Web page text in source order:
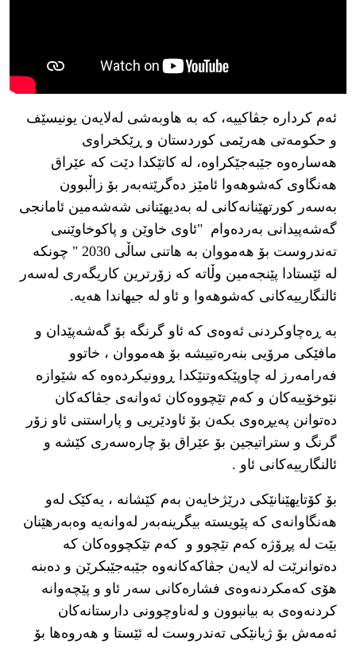
ئەم کردارە جڤاکییە، کە بە هاوبەشی لەلایەن یونیسێف
و حکومەتی هەرێمی کوردستان و ڕێکخراوی
هەسارەوە جێبەجێکراوە، لە کاتێکدا دێت کە عێراق
هەنگاوی کەشوهەوا ئامێز دەگرێتەبەر بۆ زاڵبوون
بەسەر کورتهێنانەکانی لە بەدیهێنانی شەشەمین ئامانجی
گەشەپیدانی بەردەوام "ئاوى خاوێن و پاكوخاوێنىی
ته‌ندروست بۆ هه‌مووان بە هاتنی ساڵی 2030 " چونکە
لە ئێستادا پێنجەمین وڵاتە کە زۆرترین کاریگەری لەسەر
ئالنگارییەکانی کەشوهەوا و ئاو لە جیهاندا هەیە.
بە ڕەچاوکردنی ئەوەی کە ئاو گرنگە بۆ گەشەپێدان و
مافێکی مرۆیی بنەرەتییشە بۆ هەمووان ، خاتوو
فەرامەرز لە چاوپێکەوتنێکدا ڕوونیکردەوە کە شێوازە
نێوخۆییەکان و کەم تێچووەکان ئەوانەی جڤاکەکان
دەتوانن پەیڕەوی بکەن بۆ ئاودێریی و پاراستنی ئاو زۆر
گرنگ و ستراتیجین بۆ عێراق بۆ چارەسەری کێشە و
ئالنگارییەکانی ئاو .
بۆ کۆتایهێنانێکی درێژخایەن بەم کێشانە ، یەکێک لەو
هەنگاوانەی کە پێویستە بیگرینەبەر لەوانەیە وەبەرهێنان
بێت لە پڕۆژە کەم تێچوو و کەم تێکچووەکان کە
دەتوانرێت لە لایەن جڤاکەکانەوە جێبەجێبکرێن و دەبنە
هۆی کەمکردنەوەی فشارەکانی سەر ئاو و پێچەوانە
کردنەوەی بە بیانبوون و لەناوچوونی دارستانەکان
ئەمەش بۆ ژیانێکی تەندروست لە ئێستا و هەروەها بۆ